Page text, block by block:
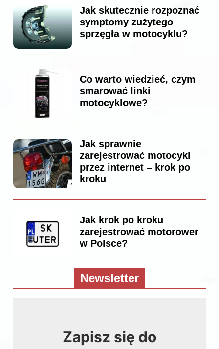
Jak skutecznie rozpoznać
symptomy zużytego
sprzęgła w motocyklu?
Co warto wiedzieć, czym
smarować linki
motocyklowe?
Jak sprawnie
zarejestrować motocykl
przez internet – krok po
kroku
Jak krok po kroku
zarejestrować motorower
w Polsce?
Newsletter
Zapisz się do